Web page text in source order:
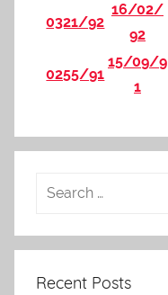
0321/92
16/02/
92
0255/91
15/09/9
1
Recent Posts